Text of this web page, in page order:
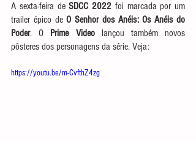
A sexta-feira de SDCC 2022 foi marcada por um
trailer épico de O Senhor dos Anéis: Os Anéis do
Poder. O Prime Video lançou também novos
pôsteres dos personagens da série. Veja:
https://youtu.be/m-CvfthZ4zg